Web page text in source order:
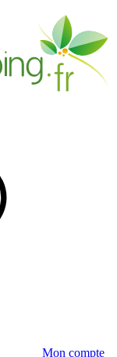
Mon compte